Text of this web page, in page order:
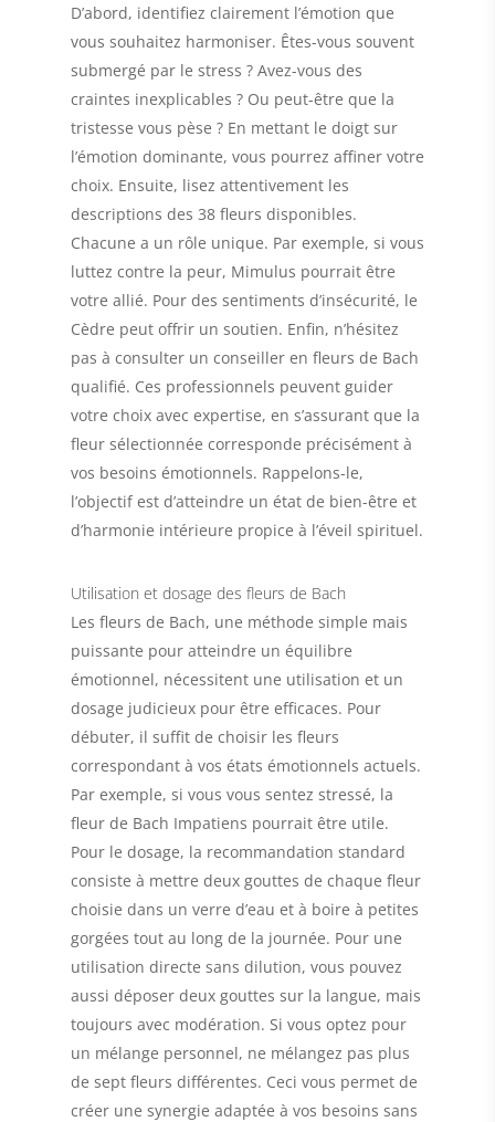
D’abord, identifiez clairement l’émotion que
vous souhaitez harmoniser. Êtes-vous souvent
submergé par le stress ? Avez-vous des
craintes inexplicables ? Ou peut-être que la
tristesse vous pèse ? En mettant le doigt sur
l’émotion dominante, vous pourrez affiner votre
choix. Ensuite, lisez attentivement les
descriptions des 38 fleurs disponibles.
Chacune a un rôle unique. Par exemple, si vous
luttez contre la peur, Mimulus pourrait être
votre allié. Pour des sentiments d’insécurité, le
Cèdre peut offrir un soutien. Enfin, n’hésitez
pas à consulter un conseiller en fleurs de Bach
qualifié. Ces professionnels peuvent guider
votre choix avec expertise, en s’assurant que la
fleur sélectionnée corresponde précisément à
vos besoins émotionnels. Rappelons-le,
l’objectif est d’atteindre un état de bien-être et
d’harmonie intérieure propice à l’éveil spirituel.
Utilisation et dosage des fleurs de Bach
Les fleurs de Bach, une méthode simple mais
puissante pour atteindre un équilibre
émotionnel, nécessitent une utilisation et un
dosage judicieux pour être efficaces. Pour
débuter, il suffit de choisir les fleurs
correspondant à vos états émotionnels actuels.
Par exemple, si vous vous sentez stressé, la
fleur de Bach Impatiens pourrait être utile.
Pour le dosage, la recommandation standard
consiste à mettre deux gouttes de chaque fleur
choisie dans un verre d’eau et à boire à petites
gorgées tout au long de la journée. Pour une
utilisation directe sans dilution, vous pouvez
aussi déposer deux gouttes sur la langue, mais
toujours avec modération. Si vous optez pour
un mélange personnel, ne mélangez pas plus
de sept fleurs différentes. Ceci vous permet de
créer une synergie adaptée à vos besoins sans